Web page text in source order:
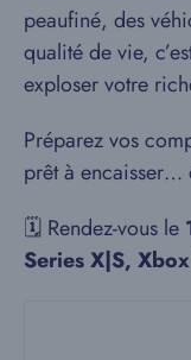
peaufiné, des
qualité de vie,
exploser votre
Préparez vos
prêt à encaisser…
🗓️ Rendez-vous le
Series X|S,